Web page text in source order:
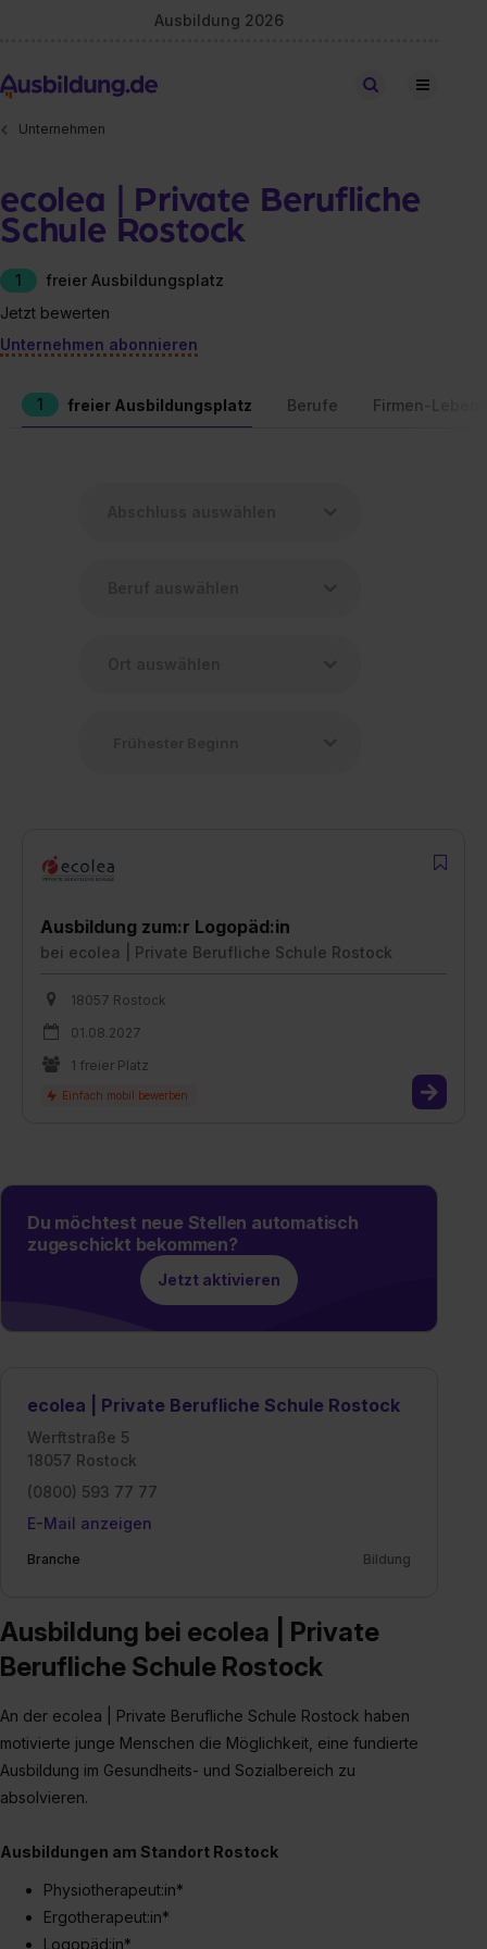
Ausbildung 2026
Stellen finden
Unternehmen
ecolea | Private Berufliche
Schule Rostock
1
freier Ausbildungsplatz
Jetzt bewerten
Unternehmen abonnieren
1 freier Ausbildungsplatz Berufe Firmen-
Ausbildung zum:r Logopäd:in
bei ecolea | Private Berufliche Schule Rostock
18057 Rostock
01.08.2027
1 freier Platz
Du möchtest neue Stellen automatisch
zugeschickt bekommen?
Jetzt aktivieren
ecolea | Private Berufliche Schule Rostock
Werftstraße 5
18057 Rostock
(0800) 593 77 77
E-Mail anzeigen
Branche Bildung
Ausbildung bei ecolea | Private
Berufliche Schule Rostock
An der ecolea | Private Berufliche Schule Rostock haben
motivierte junge Menschen die Möglichkeit, eine fundierte
Ausbildung im Gesundheits- und Sozialbereich zu
absolvieren.
Ausbildungen am Standort Rostock
Physiotherapeut:in*
Ergotherapeut:in*
Logopäd:in*